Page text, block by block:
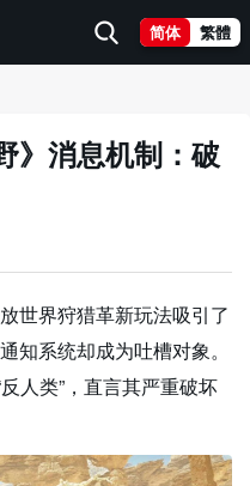
简体 繁體
》消息机制：破
世界狩猎革新玩法吸引了
知系统却成为吐槽对象。
人类”，直言其严重破坏